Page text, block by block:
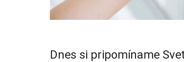
Dnes si pripomíname